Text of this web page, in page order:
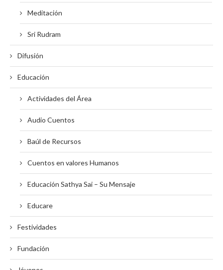
Meditación
Sri Rudram
Difusión
Educación
Actividades del Área
Audio Cuentos
Baúl de Recursos
Cuentos en valores Humanos
Educación Sathya Sai – Su Mensaje
Educare
Festividades
Fundación